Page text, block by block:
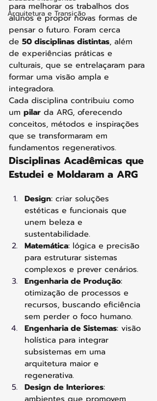
Arquitetura e Transição
para melhorar os trabalhos dos
alunos e propor novas formas de
pensar o futuro. Foram cerca
de 50 disciplinas distintas, além
de experiências práticas e
culturais, que se entrelaçaram para
formar uma visão ampla e
integradora.
Cada disciplina contribuiu como
um pilar da ARG, oferecendo
conceitos, métodos e inspirações
que se transformaram em
fundamentos regenerativos.
Disciplinas Acadêmicas que
Estudei e Moldaram a ARG
Design: criar soluções
estéticas e funcionais que
unem beleza e
sustentabilidade.
Matemática: lógica e precisão
para estruturar sistemas
complexos e prever cenários.
Engenharia de Produção:
otimização de processos e
recursos, buscando eficiência
sem perder o foco humano.
Engenharia de Sistemas: visão
holística para integrar
subsistemas em uma
arquitetura maior e
regenerativa.
Design de Interiores: